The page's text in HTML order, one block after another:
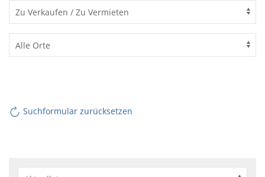
Suchformular zurücksetzen